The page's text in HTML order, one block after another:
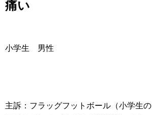
痛い
小学生 男性
主訴：フラッグフットボール（小学生の